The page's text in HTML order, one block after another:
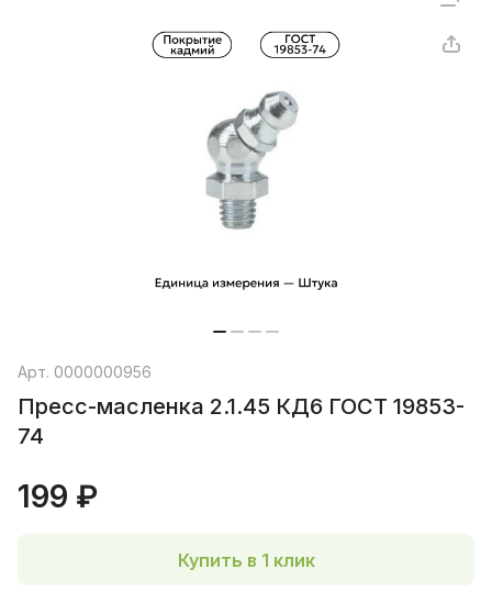
Арт. 0000000956
Пресс-масленка 2.1.45 КД6 ГОСТ 19853-
74
199 ₽
Купить в 1 клик